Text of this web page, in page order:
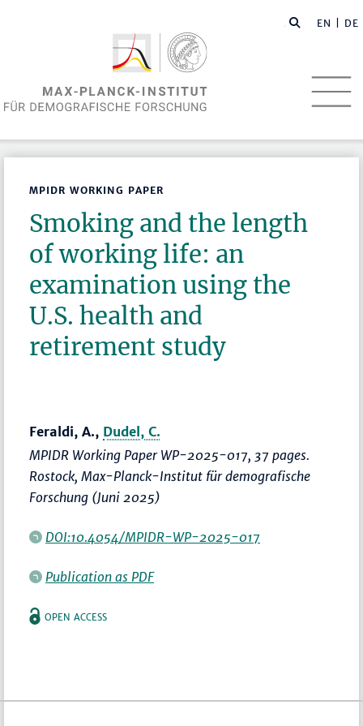
EN | DE
MPIDR WORKING PAPER
Smoking and the length
of working life: an
examination using the
U.S. health and
retirement study
Feraldi, A., Dudel, C.
MPIDR Working Paper WP-2025-017, 37 pages.
Rostock, Max-Planck-Institut für demografische
Forschung (Juni 2025)
DOI:10.4054/MPIDR-WP-2025-017
Publication as PDF
OPEN ACCESS